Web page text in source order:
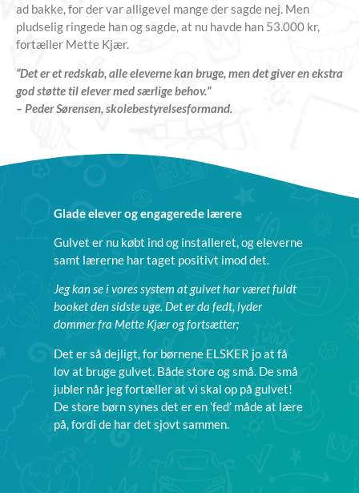
ad bakke, for der var alligevel mange der sagde nej. Men
pludselig ringede han og sagde, at nu havde han 53.000 kr,
fortæller Mette Kjær.
“Det er et redskab, alle eleverne kan bruge, men det giver en ekstra
god støtte til elever med særlige behov.”
– Peder Sørensen, skolebestyrelsesformand.
Glade elever og engagerede lærere
Gulvet er nu købt ind og installeret, og eleverne
samt lærerne har taget positivt imod det.
Jeg kan se i vores system at gulvet har været fuldt
booket den sidste uge. Det er da fedt, lyder
dommer fra Mette Kjær og fortsætter;
Det er så dejligt, for børnene ELSKER jo at få
lov at bruge gulvet. Både store og små. De små
jubler når jeg fortæller at vi skal op på gulvet!
De store børn synes det er en ’fed’ måde at lære
på, fordi de har det sjovt sammen.